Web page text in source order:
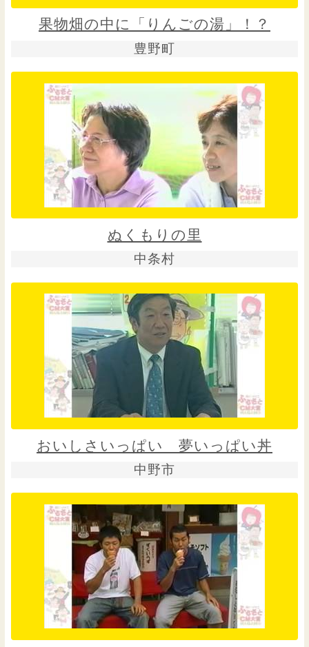
果物畑の中に「りんごの湯」！？
豊野町
ぬくもりの里
中条村
おいしさいっぱい 夢いっぱい丼
中野市